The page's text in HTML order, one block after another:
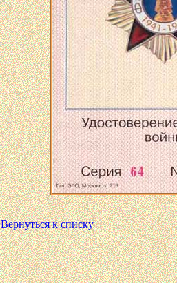
Вернуться к списку